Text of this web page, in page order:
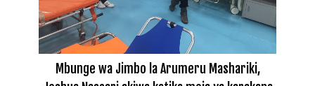
Mbunge wa Jimbo la Arumeru Mashariki,